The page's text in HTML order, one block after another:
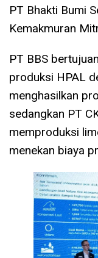
PT Bhakti Bumi
Kemakmuran
PT BBS
produksi HPAL
menghasilkan
sedangkan PT
memproduksi
menekan biaya